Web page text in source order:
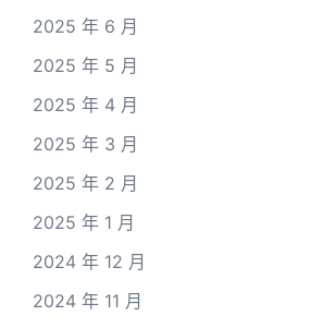
2025 年 6 月
2025 年 5 月
2025 年 4 月
2025 年 3 月
2025 年 2 月
2025 年 1 月
2024 年 12 月
2024 年 11 月